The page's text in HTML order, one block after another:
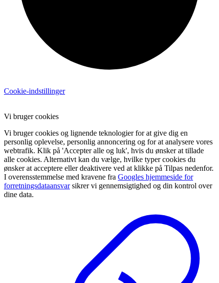
Cookie-indstillinger
Vi bruger cookies
Vi bruger cookies og lignende teknologier for at give dig en
personlig oplevelse, personlig annoncering og for at analysere vores
webtrafik. Klik på 'Accepter alle og luk', hvis du ønsker at tillade
alle cookies. Alternativt kan du vælge, hvilke typer cookies du
ønsker at acceptere eller deaktivere ved at klikke på Tilpas nedenfor.
I overensstemmelse med kravene fra Googles hjemmeside for
forretningsdataansvarsikrer vi gennemsigtighed og din kontrol over
dine data.